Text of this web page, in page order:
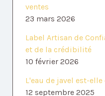
ventes
23 mars 2026
Label Artisan de
et de la crédibilité
10 février 2026
L'eau de javel est-elle
12 septembre 2025